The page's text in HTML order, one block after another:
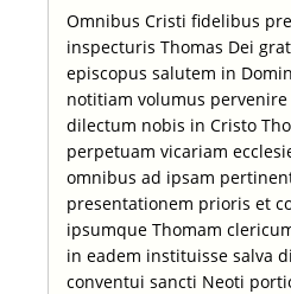
Omnibus Cristi fidelibus
inspecturis Thomas Dei
episcopus salutem in
notitiam volumus
dilectum nobis in Cristo
perpetuam vicariam
omnibus ad ipsam
presentationem prioris et
ipsumque Thomam
in eadem instituisse salva
conventui sancti Neoti